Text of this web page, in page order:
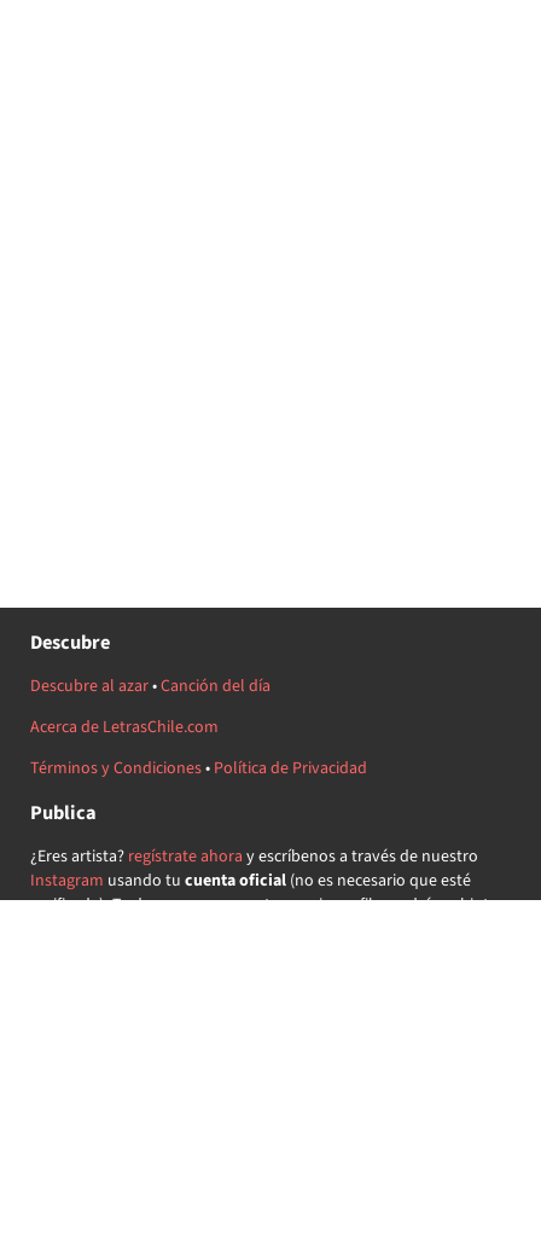
Descubre
Descubre al azar•Canción del día
Acerca de LetrasChile.com
Términos y Condiciones• Política de Privacidad
Publica
¿Eres artista? regístrate ahora y escríbenos a través de nuestro
Instagram usando tu cuenta oficial(no es necesario que esté
verificada) ¡Te daremos acceso a tu propio perfil y podrás subir tus